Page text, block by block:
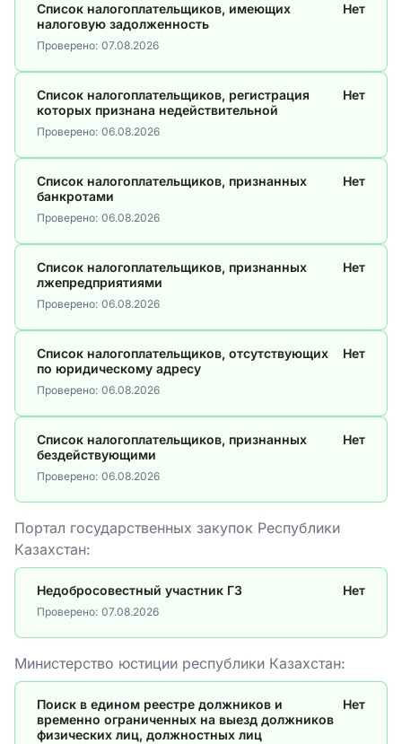
Список налогоплательщиков, имеющих
налоговую задолженность
Нет
Проверено: 07.08.2026
Список налогоплательщиков, регистрация
которых признана недействительной
Нет
Проверено: 06.08.2026
Список налогоплательщиков, признанных
банкротами
Нет
Проверено: 06.08.2026
Список налогоплательщиков, признанных
лжепредприятиями
Нет
Проверено: 06.08.2026
Список налогоплательщиков, отсутствующих
по юридическому адресу
Нет
Проверено: 06.08.2026
Список налогоплательщиков, признанных
бездействующими
Нет
Проверено: 06.08.2026
Портал государственных закупок Республики
Казахстан:
Недобросовестный участник ГЗ Нет
Проверено: 07.08.2026
Министерство юстиции республики Казахстан:
Поиск в едином реестре должников и
временно ограниченных на выезд должников
физических лиц, должностных лиц
Нет